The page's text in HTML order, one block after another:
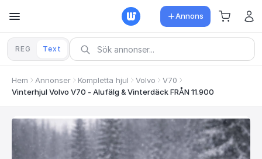
Annons
REG Text
Hem Annonser Kompletta hjul Volvo
V70
Vinterhjul Volvo V70 - Alufälg & Vinterdäck FRÅN 11.900